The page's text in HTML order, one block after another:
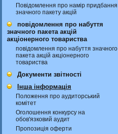
Повідомлення про намір придбання
значного пакету акцій
повідомлення про набуття
значного пакета акцій
акціонерного товариства
повідомлення про набуття значного
пакета акцій акціонерного
товариства
Документи звітності
Інша інформація
Положення про аудиторський
комітет
Оголошення конкурсу на
обов'язковий аудит
Пропозиція оферти